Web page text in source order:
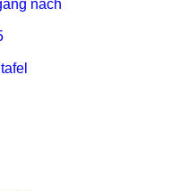
nach